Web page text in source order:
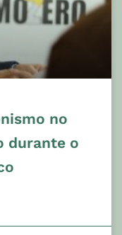
no
durante o